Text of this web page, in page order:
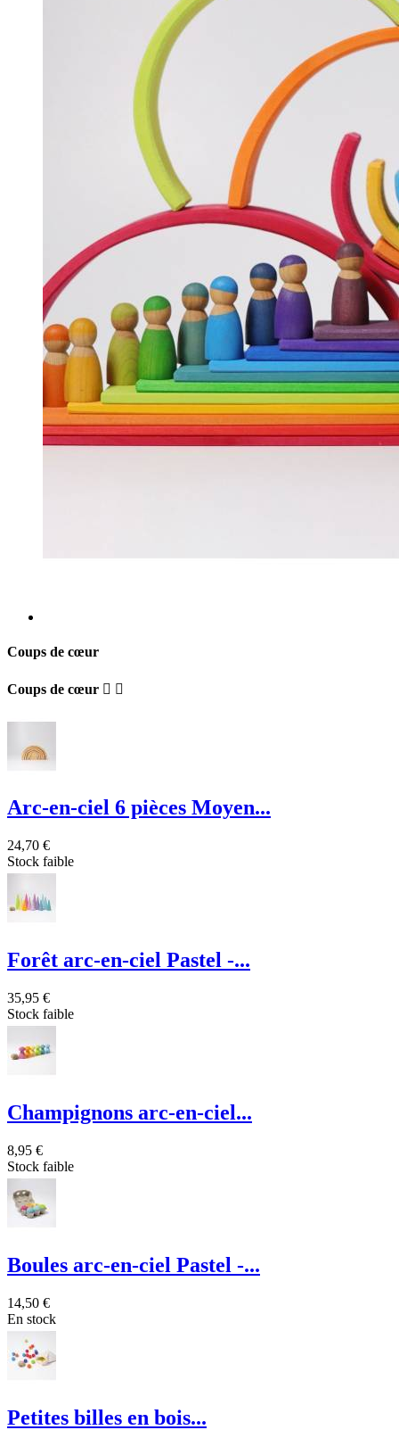
Coups de cœur
Coups de cœur  
Arc-en-ciel 6 pièces Moyen...
24,70 €
Stock faible
Forêt arc-en-ciel Pastel -...
35,95 €
Stock faible
Champignons arc-en-ciel...
8,95 €
Stock faible
Boules arc-en-ciel Pastel -...
14,50 €
En stock
Petites billes en bois...